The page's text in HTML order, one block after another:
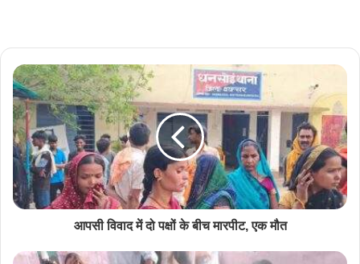
आपसी विवाद में दो पक्षों के बीच मारपीट, एक मौत